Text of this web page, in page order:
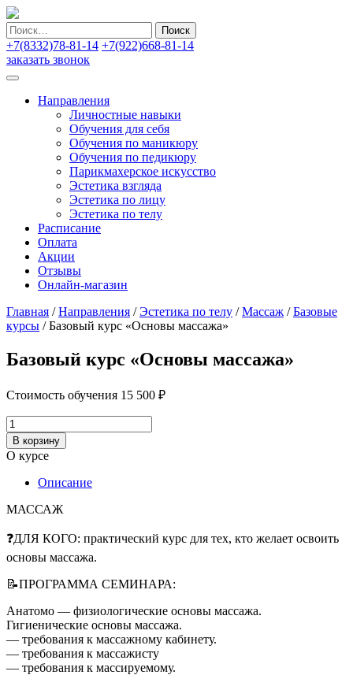
Найти:
+7(8332)78-81-14 +7(922)668-81-14
заказать звонок
Направления
Личностные навыки
Обучения для себя
Обучения по маникюру
Обучения по педикюру
Парикмахерское искусство
Эстетика взгляда
Эстетика по лицу
Эстетика по телу
Расписание
Оплата
Акции
Отзывы
Онлайн-магазин
Главная /Направления /Эстетика по телу /Массаж /Базовые
курсы /Базовый курс «Основы массажа»
Базовый курс «Основы массажа»
Стоимость обучения 15 500 ₽
Количество
товара
Базовый
курс
«Основы
массажа»
В корзину
О курсе
Описание
МАССАЖ
❓ДЛЯ КОГО: практический курс для тех, кто желает освоить
основы массажа.
📝ПРОГРАММА СЕМИНАРА:
Анатомо — физиологические основы массажа.
Гигиенические основы массажа.
— требования к массажному кабинету.
— требования к массажисту
— требования к массируемому.